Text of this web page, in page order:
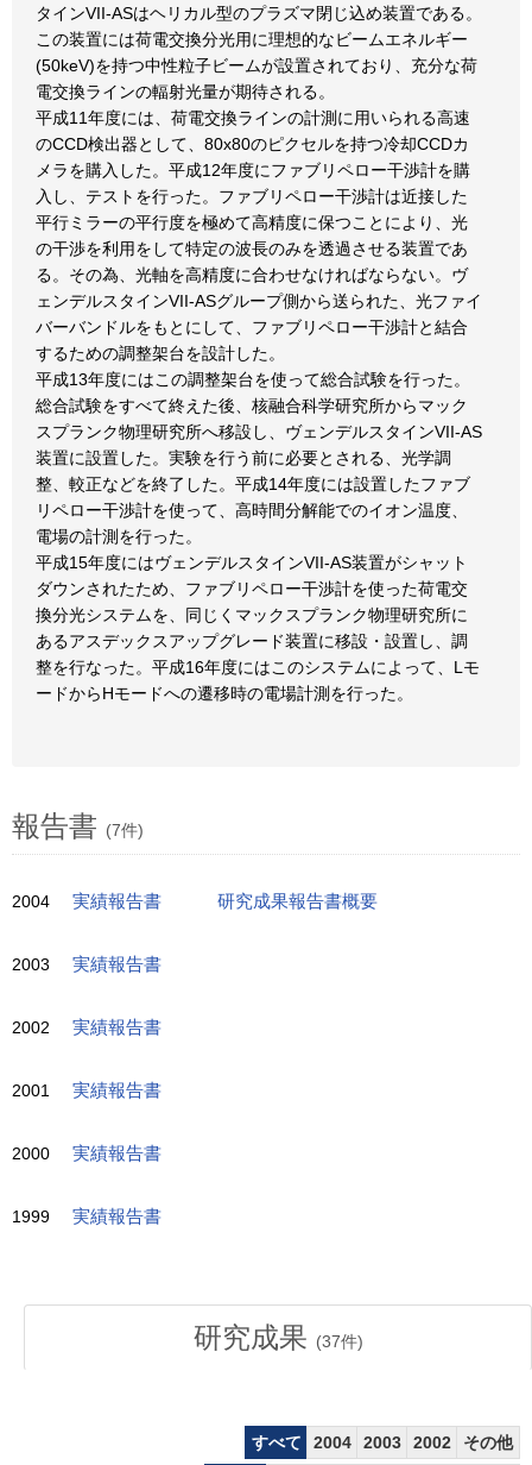
タインVII-ASはヘリカル型のプラズマ閉じ込め装置である。
この装置には荷電交換分光用に理想的なビームエネルギー
(50keV)を持つ中性粒子ビームが設置されており、充分な荷
電交換ラインの輻射光量が期待される。
平成11年度には、荷電交換ラインの計測に用いられる高速
のCCD検出器として、80x80のピクセルを持つ冷却CCDカ
メラを購入した。平成12年度にファブリペロー干渉計を購
入し、テストを行った。ファブリペロー干渉計は近接した
平行ミラーの平行度を極めて高精度に保つことにより、光
の干渉を利用をして特定の波長のみを透過させる装置であ
る。その為、光軸を高精度に合わせなければならない。ヴ
ェンデルスタインVII-ASグループ側から送られた、光ファイ
バーバンドルをもとにして、ファブリペロー干渉計と結合
するための調整架台を設計した。
平成13年度にはこの調整架台を使って総合試験を行った。
総合試験をすべて終えた後、核融合科学研究所からマック
スプランク物理研究所へ移設し、ヴェンデルスタインVII-AS
装置に設置した。実験を行う前に必要とされる、光学調
整、較正などを終了した。平成14年度には設置したファブ
リペロー干渉計を使って、高時間分解能でのイオン温度、
電場の計測を行った。
平成15年度にはヴェンデルスタインVII-AS装置がシャット
ダウンされたため、ファブリペロー干渉計を使った荷電交
換分光システムを、同じくマックスプランク物理研究所に
あるアスデックスアップグレード装置に移設・設置し、調
整を行なった。平成16年度にはこのシステムによって、Lモ
ードからHモードへの遷移時の電場計測を行った。
報告書 (7件)
2004 実績報告書 研究成果報告書概要
2003 実績報告書
2002 実績報告書
2001 実績報告書
2000 実績報告書
1999 実績報告書
研究成果 (37件)
すべて 2004 2003 2002 その他